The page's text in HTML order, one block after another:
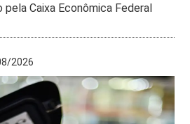
Caixa Econômica Federal
2026